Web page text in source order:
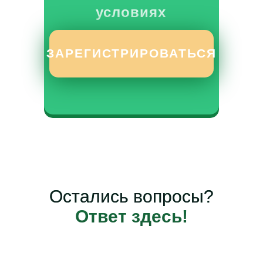
условиях
ЗАРЕГИСТРИРОВАТЬСЯ
Остались вопросы?
Ответ здесь!